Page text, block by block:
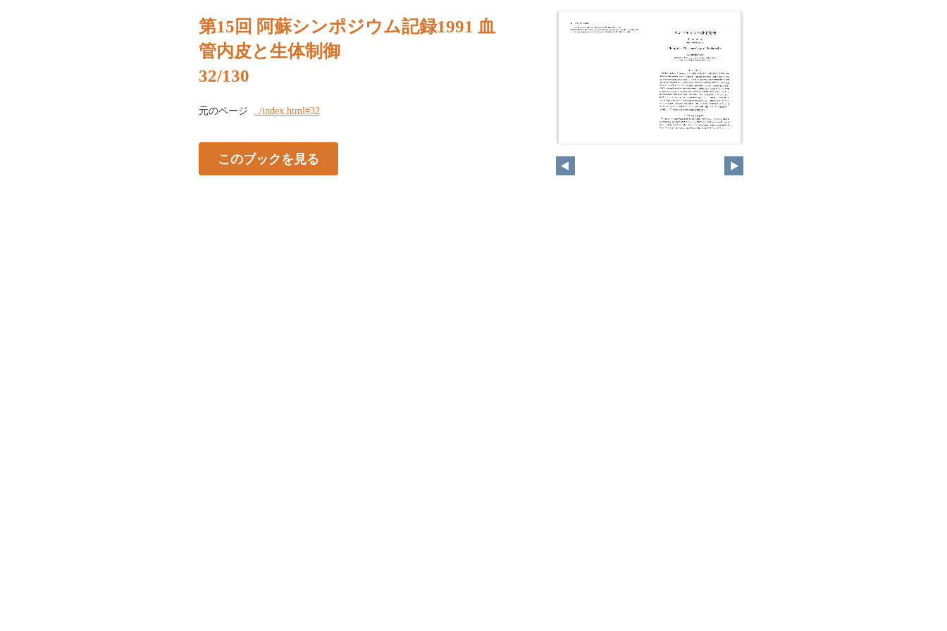
第15回 阿蘇シンポジウム記録1991 血
管内皮と生体制御
32/130
元のページ ../index.html#32
このブックを見る